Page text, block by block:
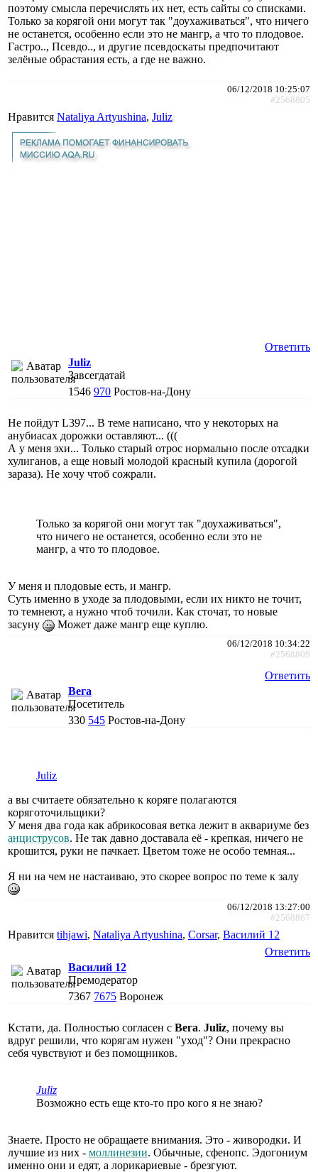
поэтому смысла перечислять их нет, есть сайты со списками.
Только за корягой они могут так "доухаживаться", что ничего
не останется, особенно если это не мангр, а что то плодовое.
Гастро.., Псевдо.., и другие псевдоскаты предпочитают
зелёные обрастания есть, а где не важно.
06/12/2018 10:25:07
#2568805
Нравится Nataliya Artyushina, Juliz
Ответить
Juliz
Завсегдатай
1546 970 Ростов-на-Дону
Не пойдут L397... В теме написано, что у некоторых на
анубиасах дорожки оставляют... (((
А у меня эхи... Только старый отрос нормально после отсадки
хулиганов, а еще новый молодой красный купила (дорогой
зараза). Не хочу чтоб сожрали.
Только за корягой они могут так "доухаживаться",
что ничего не останется, особенно если это не
мангр, а что то плодовое.
У меня и плодовые есть, и мангр.
Суть именно в уходе за плодовыми, если их никто не точит,
то темнеют, а нужно чтоб точили. Как сточат, то новые
засуну
Может даже мангр еще куплю.
06/12/2018 10:34:22
#2568809
Ответить
Вега
Посетитель
330 545 Ростов-на-Дону
Juliz
а вы считаете обязательно к коряге полагаются
коряготочильщики?
У меня два года как абрикосовая ветка лежит в аквариуме без
анциструсов. Не так давно доставала её - крепкая, ничего не
крошится, руки не пачкает. Цветом тоже не особо темная...
Я ни на чем не настаиваю, это скорее вопрос по теме к залу
06/12/2018 13:27:00
#2568867
Нравится tihjawi, Nataliya Artyushina, Corsar, Василий 12
Ответить
Василий 12
Премодератор
7367 7675 Воронеж
Кстати, да. Полностью согласен с Вега. Juliz, почему вы
вдруг решили, что корягам нужен "уход"? Они прекрасно
себя чувствуют и без помощников.
Juliz
Возможно есть еще кто-то про кого я не знаю?
Знаете. Просто не обращаете внимания. Это - живородки. И
лучшие из них - моллинезии. Обычные, сфенопс. Эдогониум
именно они и едят, а лорикариевые - брезгуют.